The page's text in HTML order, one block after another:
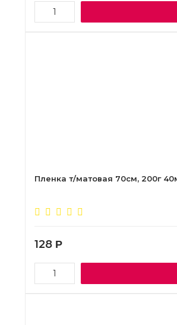
Пленка т/матовая 70см, 200г
128 Р